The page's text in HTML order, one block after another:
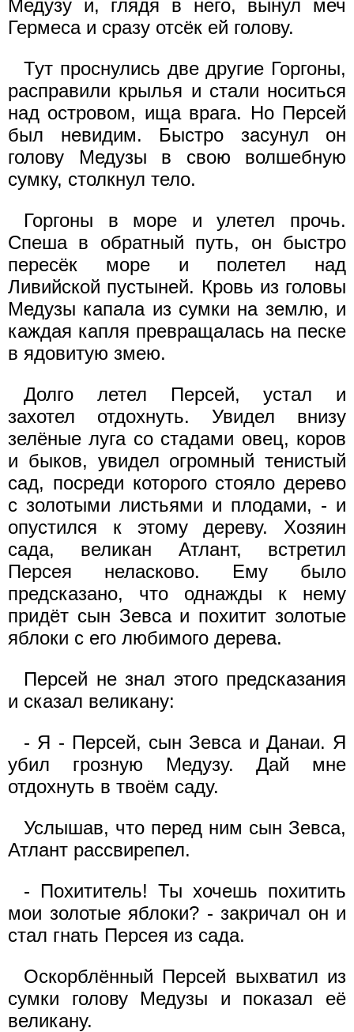
Медузу и, глядя в него, вынул меч
Гермеса и сразу отсёк ей голову.
Тут проснулись две другие Горгоны,
расправили крылья и стали носиться
над островом, ища врага. Но Персей
был невидим. Быстро засунул он
голову Медузы в свою волшебную
сумку, столкнул тело.
Горгоны в море и улетел прочь.
Спеша в обратный путь, он быстро
пересёк море и полетел над
Ливийской пустыней. Кровь из головы
Медузы капала из сумки на землю, и
каждая капля превращалась на песке
в ядовитую змею.
Долго летел Персей, устал и
захотел отдохнуть. Увидел внизу
зелёные луга со стадами овец, коров
и быков, увидел огромный тенистый
сад, посреди которого стояло дерево
с золотыми листьями и плодами, - и
опустился к этому дереву. Хозяин
сада, великан Атлант, встретил
Персея неласково. Ему было
предсказано, что однажды к нему
придёт сын Зевса и похитит золотые
яблоки с его любимого дерева.
Персей не знал этого предсказания
и сказал великану:
- Я - Персей, сын Зевса и Данаи. Я
убил грозную Медузу. Дай мне
отдохнуть в твоём саду.
Услышав, что перед ним сын Зевса,
Атлант рассвирепел.
- Похититель! Ты хочешь похитить
мои золотые яблоки? - закричал он и
стал гнать Персея из сада.
Оскорблённый Персей выхватил из
сумки голову Медузы и показал её
великану.